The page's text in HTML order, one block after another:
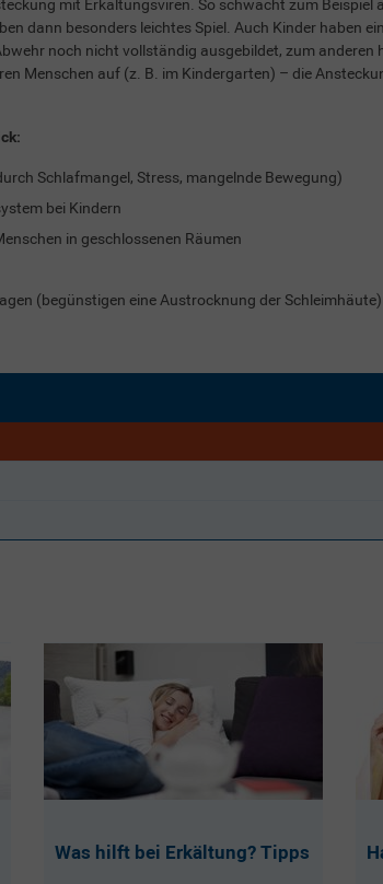
mit Erkältungsviren. So schwächt zum Beispiel
dann besonders leichtes Spiel. Auch Kinder haben
noch nicht vollständig ausgebildet, zum anderen
Menschen auf (z. B. im Kindergarten) – die
Schlafmangel, Stress, mangelnde Bewegung)
bei Kindern
in geschlossenen Räumen
(begünstigen eine Austrocknung der Schleimhäute)
Was hilft bei Erkältung? Tipps